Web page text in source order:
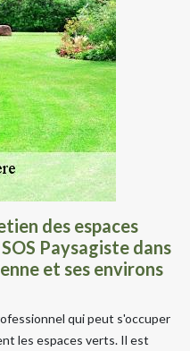
des espaces
Paysagiste dans
et ses environs
qui peut s'occuper
les espaces verts. Il est